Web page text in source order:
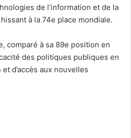
de l’information et de la
à la 74e place mondiale.
comparé à sa 89e position en
des politiques publiques en
d’accès aux nouvelles